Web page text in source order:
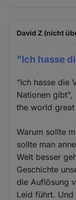
David Z (nicht
"Ich hasse
"Ich hasse die
Nationen
the world
Warum sollte
sollte man
Welt besser
Geschichte
die Auflösung
Leid führt.